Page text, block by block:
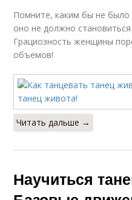
Помните, каким бы не
оно не должно
Грациозность женщины
объемов!
Читать дальше →
Научиться